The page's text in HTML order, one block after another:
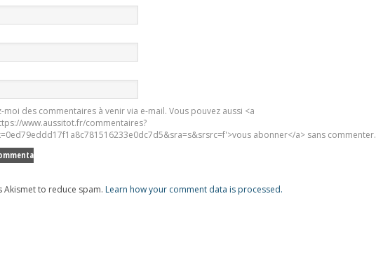
moi des commentaires à venir via e-mail. Vous pouvez aussi <a
www.aussitot.fr/commentaires?
abonner</a> sans commenter.
Akismet to reduce spam. Learn how your comment data is processed.